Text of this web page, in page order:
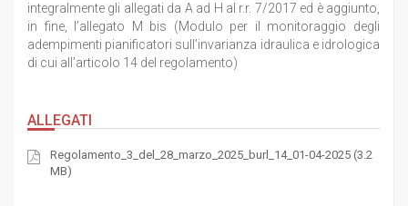
integralmente gli allegati da A ad H al r.r. 7/2017 ed è aggiunto,
in fine, l’allegato M bis (Modulo per il monitoraggio degli
adempimenti pianificatori sull’invarianza idraulica e idrologica
di cui all’articolo 14 del regolamento)
ALLEGATI
Regolamento_3_del_28_marzo_2025_burl_14_01-04-2025 (3.2
MB)